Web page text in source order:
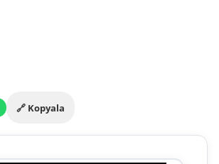
🔗 Kopyala